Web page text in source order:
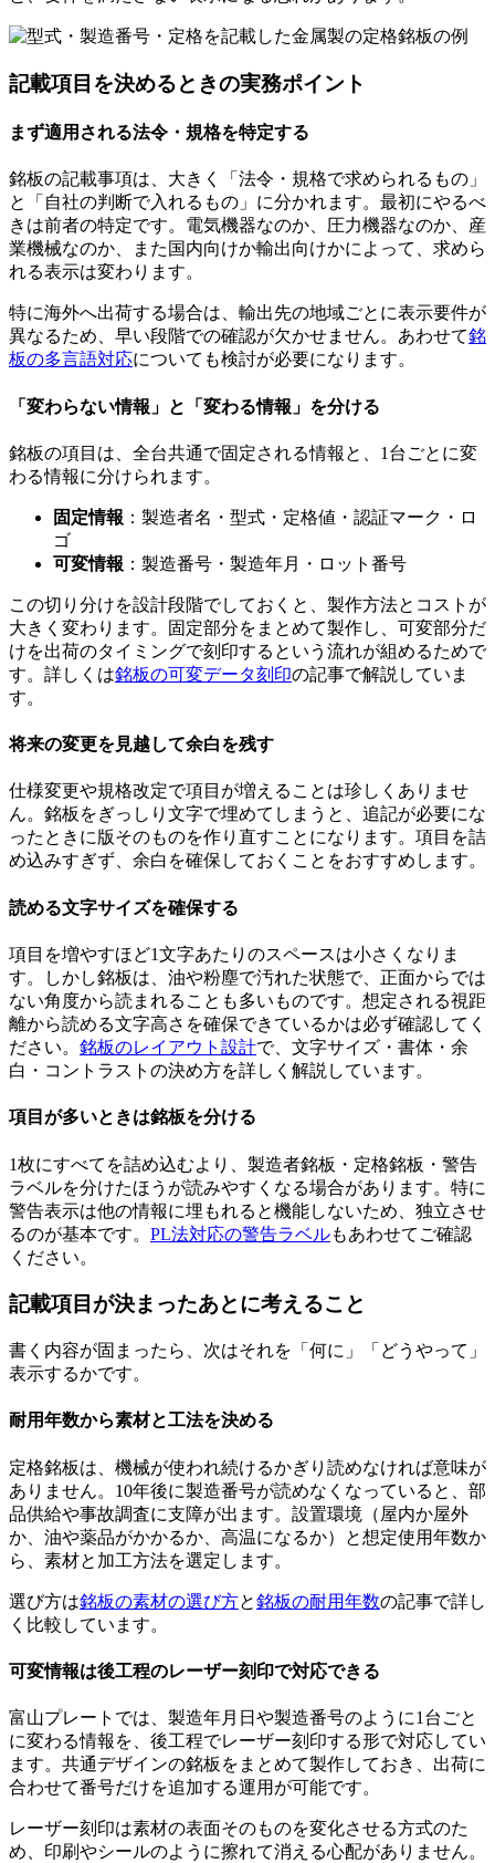
記載項目を決めるときの実務ポイント
まず適用される法令・規格を特定する
銘板の記載事項は、大きく「法令・規格で求められるもの」
と「自社の判断で入れるもの」に分かれます。最初にやるべ
きは前者の特定です。電気機器なのか、圧力機器なのか、産
業機械なのか、また国内向けか輸出向けかによって、求めら
れる表示は変わります。
特に海外へ出荷する場合は、輸出先の地域ごとに表示要件が
異なるため、早い段階での確認が欠かせません。あわせて銘
板の多言語対応についても検討が必要になります。
「変わらない情報」と「変わる情報」を分ける
銘板の項目は、全台共通で固定される情報と、1台ごとに変
わる情報に分けられます。
固定情報 ：製造者名・型式・定格値・認証マーク・ロ
ゴ
可変情報 ：製造番号・製造年月・ロット番号
この切り分けを設計段階でしておくと、製作方法とコストが
大きく変わります。固定部分をまとめて製作し、可変部分だ
けを出荷のタイミングで刻印するという流れが組めるためで
す。詳しくは銘板の可変データ刻印の記事で解説していま
す。
将来の変更を見越して余白を残す
仕様変更や規格改定で項目が増えることは珍しくありませ
ん。銘板をぎっしり文字で埋めてしまうと、追記が必要にな
ったときに版そのものを作り直すことになります。項目を詰
め込みすぎず、余白を確保しておくことをおすすめします。
読める文字サイズを確保する
項目を増やすほど1文字あたりのスペースは小さくなりま
す。しかし銘板は、油や粉塵で汚れた状態で、正面からでは
ない角度から読まれることも多いものです。想定される視距
離から読める文字高さを確保できているかは必ず確認してく
ださい。 銘板のレイアウト設計で、文字サイズ・書体・余
白・コントラストの決め方を詳しく解説しています。
項目が多いときは銘板を分ける
1枚にすべてを詰め込むより、製造者銘板・定格銘板・警告
ラベルを分けたほうが読みやすくなる場合があります。特に
警告表示は他の情報に埋もれると機能しないため、独立させ
るのが基本です。 PL法対応の警告ラベルもあわせてご確認
ください。
記載項目が決まったあとに考えること
書く内容が固まったら、次はそれを「何に」「どうやって」
表示するかです。
耐用年数から素材と工法を決める
定格銘板は、機械が使われ続けるかぎり読めなければ意味が
ありません。10年後に製造番号が読めなくなっていると、部
品供給や事故調査に支障が出ます。設置環境（屋内か屋外
か、油や薬品がかかるか、高温になるか）と想定使用年数か
ら、素材と加工方法を選定します。
選び方は銘板の素材の選び方と銘板の耐用年数の記事で詳し
く比較しています。
可変情報は後工程のレーザー刻印で対応できる
富山プレートでは、製造年月日や製造番号のように1台ごと
に変わる情報を、後工程でレーザー刻印する形で対応してい
ます。共通デザインの銘板をまとめて製作しておき、出荷に
合わせて番号だけを追加する運用が可能です。
レーザー刻印は素材の表面そのものを変化させる方式のた
め、印刷やシールのように擦れて消える心配がありません。